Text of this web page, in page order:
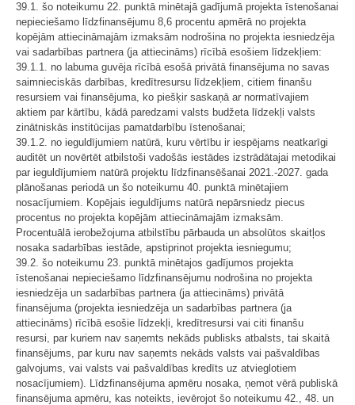
39.1. šo noteikumu 22. punktā minētajā gadījumā projekta īstenošanai
nepieciešamo līdzfinansējumu 8,6 procentu apmērā no projekta
kopējām attiecināmajām izmaksām nodrošina no projekta iesniedzēja
vai sadarbības partnera (ja attiecināms) rīcībā esošiem līdzekļiem:
39.1.1. no labuma guvēja rīcībā esošā privātā finansējuma no savas
saimnieciskās darbības, kredītresursu līdzekļiem, citiem finanšu
resursiem vai finansējuma, ko piešķir saskaņā ar normatīvajiem
aktiem par kārtību, kādā paredzami valsts budžeta līdzekļi valsts
zinātniskās institūcijas pamatdarbību īstenošanai;
39.1.2. no ieguldījumiem natūrā, kuru vērtību ir iespējams neatkarīgi
auditēt un novērtēt atbilstoši vadošās iestādes izstrādātajai metodikai
par ieguldījumiem natūrā projektu līdzfinansēšanai 2021.-2027. gada
plānošanas periodā un šo noteikumu 40. punktā minētajiem
nosacījumiem. Kopējais ieguldījums natūrā nepārsniedz piecus
procentus no projekta kopējām attiecināmajām izmaksām.
Procentuālā ierobežojuma atbilstību pārbauda un absolūtos skaitļos
nosaka sadarbības iestāde, apstiprinot projekta iesniegumu;
39.2. šo noteikumu 23. punktā minētajos gadījumos projekta
īstenošanai nepieciešamo līdzfinansējumu nodrošina no projekta
iesniedzēja un sadarbības partnera (ja attiecināms) privātā
finansējuma (projekta iesniedzēja un sadarbības partnera (ja
attiecināms) rīcībā esošie līdzekļi, kredītresursi vai citi finanšu
resursi, par kuriem nav saņemts nekāds publisks atbalsts, tai skaitā
finansējums, par kuru nav saņemts nekāds valsts vai pašvaldības
galvojums, vai valsts vai pašvaldības kredīts uz atvieglotiem
nosacījumiem). Līdzfinansējuma apmēru nosaka, ņemot vērā publiskā
finansējuma apmēru, kas noteikts, ievērojot šo noteikumu 42., 48. un